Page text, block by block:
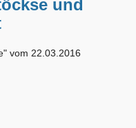
und
vom 22.03.2016